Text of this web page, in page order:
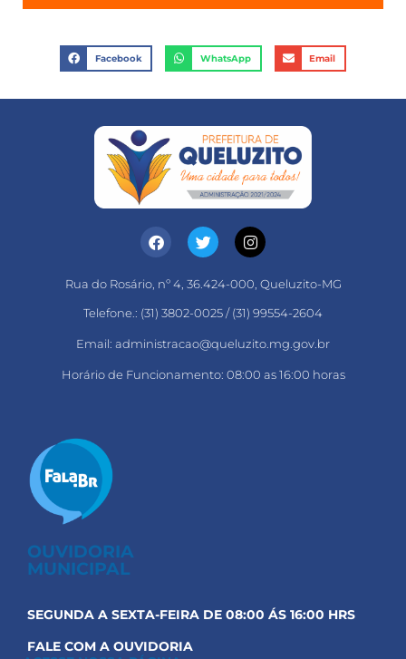
Facebook WhatsApp Email
Rua do Rosário, nº 4, 36.424-000, Queluzito-MG
Telefone.: (31) 3802-0025 / (31) 99554-2604
Email: administracao@queluzito.mg.gov.br
Horário de Funcionamento: 08:00 as 16:00 horas
OUVIDORIA
MUNICIPAL
SEGUNDA A SEXTA-FEIRA DE 08:00 ÁS 16:00 HRS
FALE COM A OUVIDORIA